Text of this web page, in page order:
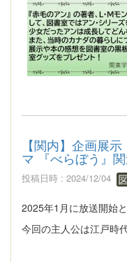
【関内】企画展
マ 『べらぼう』関
投稿日時 : 2024/12/04
2025年1月に放送開始
今回の主人公は江戸時